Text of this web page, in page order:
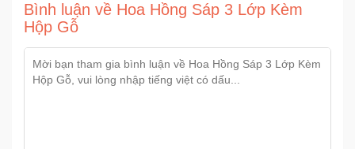
Bình luận về Hoa Hồng Sáp 3 Lớp Kèm
Hộp Gỗ